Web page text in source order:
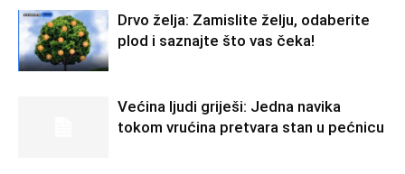
Drvo želja: Zamislite želju, odaberite
plod i saznajte što vas čeka!
Većina ljudi griješi: Jedna navika
tokom vrućina pretvara stan u pećnicu